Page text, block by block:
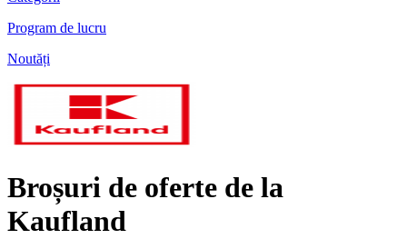
Program de lucru
Noutăți
Broșuri de oferte de la
Kaufland